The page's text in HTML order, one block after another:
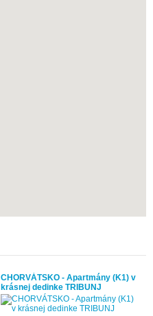
CHORVÁTSKO - Apartmány (K1) v
krásnej dedinke TRIBUNJ